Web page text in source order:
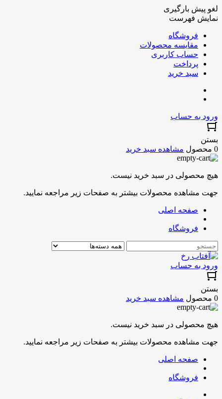
لغو پیش بارگیری
نمایش فهرست
فروشگاه
مقایسه محصولات
حساب کاربری
پرداخت
سبد خرید
ورود به حساب
بستن
0 محصول
مشاهده سبد خرید
هیچ محصولی در سبد خرید نیست.
جهت مشاهده محصولات بیشتر به صفحات زیر مراجعه نمایید.
صفحه اصلی
فروشگاه
ورود به حساب
بستن
0 محصول
مشاهده سبد خرید
هیچ محصولی در سبد خرید نیست.
جهت مشاهده محصولات بیشتر به صفحات زیر مراجعه نمایید.
صفحه اصلی
فروشگاه